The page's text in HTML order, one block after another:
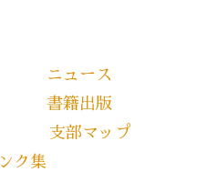
ニュース
書籍出版
支部マップ
ク集